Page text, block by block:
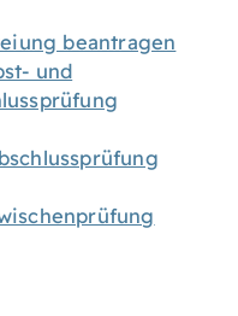
beantragen
und